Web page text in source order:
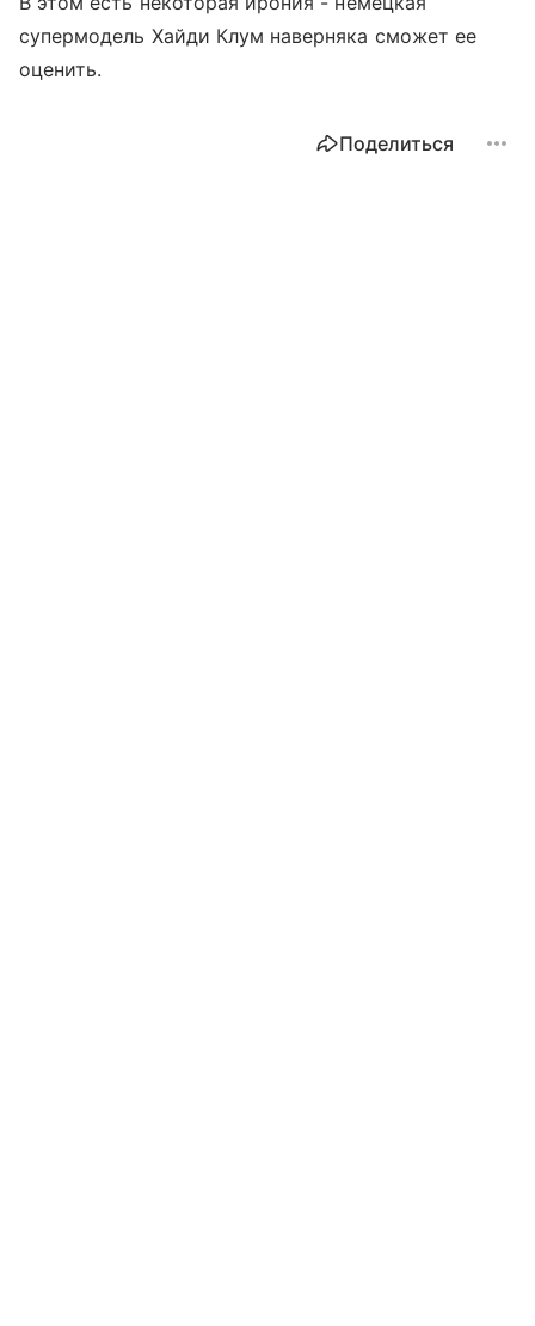
супермодель Хайди Клум наверняка сможет ее
оценить.
Поделиться